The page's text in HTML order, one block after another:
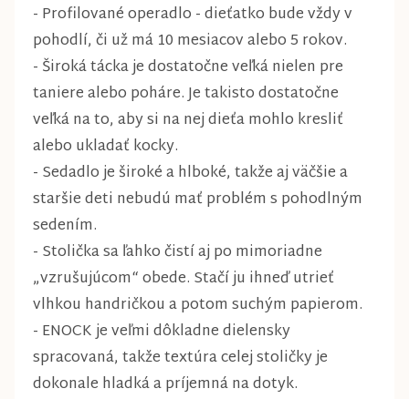
- Profilované operadlo - dieťatko bude vždy v
pohodlí, či už má 10 mesiacov alebo 5 rokov.
- Široká tácka je dostatočne veľká nielen pre
taniere alebo poháre. Je takisto dostatočne
veľká na to, aby si na nej dieťa mohlo kresliť
alebo ukladať kocky.
- Sedadlo je široké a hlboké, takže aj väčšie a
staršie deti nebudú mať problém s pohodlným
sedením.
- Stolička sa ľahko čistí aj po mimoriadne
„vzrušujúcom“ obede. Stačí ju ihneď utrieť
vlhkou handričkou a potom suchým papierom.
- ENOCK je veľmi dôkladne dielensky
spracovaná, takže textúra celej stoličky je
dokonale hladká a príjemná na dotyk.